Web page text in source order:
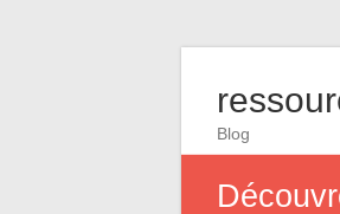
Blog